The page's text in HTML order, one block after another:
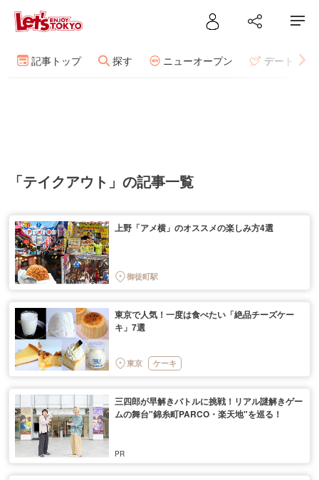
記事トップ 探す ニューオープン デート
「テイクアウト」の記事一覧
上野「アメ横」のオススメの楽しみ方4選
御徒町駅
東京で人気！一度は食べたい「絶品チーズケー
キ」7選
東京 ケーキ
三四郎が早解きバトルに挑戦！リアル謎解きゲー
ムの舞台"錦糸町PARCO・楽天地"を巡る！